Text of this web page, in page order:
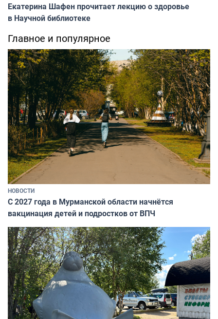
Екатерина Шафен прочитает лекцию о здоровье
в Научной библиотеке
Главное и популярное
НОВОСТИ
С 2027 года в Мурманской области начнётся
вакцинация детей и подростков от ВПЧ